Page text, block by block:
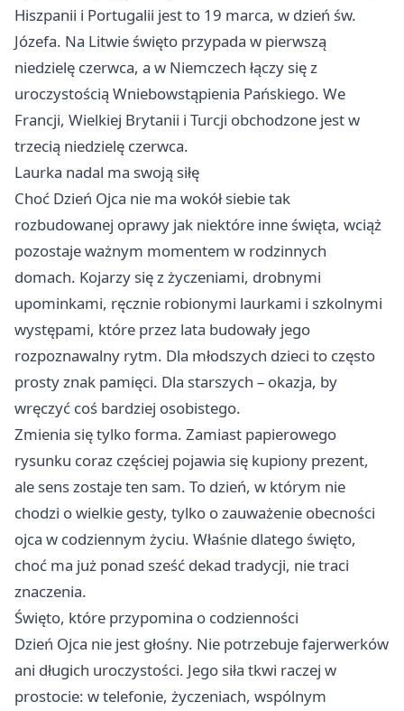
Hiszpanii i Portugalii jest to 19 marca, w dzień św.
Józefa. Na Litwie święto przypada w pierwszą
niedzielę czerwca, a w Niemczech łączy się z
uroczystością Wniebowstąpienia Pańskiego. We
Francji, Wielkiej Brytanii i Turcji obchodzone jest w
trzecią niedzielę czerwca.
Laurka nadal ma swoją siłę
Choć Dzień Ojca nie ma wokół siebie tak
rozbudowanej oprawy jak niektóre inne święta, wciąż
pozostaje ważnym momentem w rodzinnych
domach. Kojarzy się z życzeniami, drobnymi
upominkami, ręcznie robionymi laurkami i szkolnymi
występami, które przez lata budowały jego
rozpoznawalny rytm. Dla młodszych dzieci to często
prosty znak pamięci. Dla starszych – okazja, by
wręczyć coś bardziej osobistego.
Zmienia się tylko forma. Zamiast papierowego
rysunku coraz częściej pojawia się kupiony prezent,
ale sens zostaje ten sam. To dzień, w którym nie
chodzi o wielkie gesty, tylko o zauważenie obecności
ojca w codziennym życiu. Właśnie dlatego święto,
choć ma już ponad sześć dekad tradycji, nie traci
znaczenia.
Święto, które przypomina o codzienności
Dzień Ojca nie jest głośny. Nie potrzebuje fajerwerków
ani długich uroczystości. Jego siła tkwi raczej w
prostocie: w telefonie, życzeniach, wspólnym